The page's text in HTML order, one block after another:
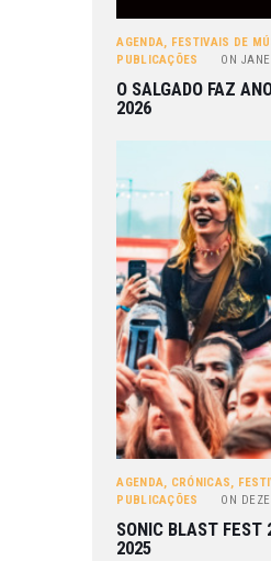
AGENDA, FESTIVAIS DE
PUBLICAÇÕES
ON
O SALGADO FAZ
2026
AGENDA, CRÓNICAS,
PUBLICAÇÕES
ON
SONIC BLAST FEST
2025